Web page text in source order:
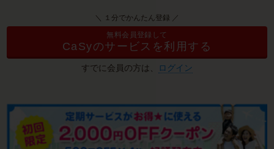
＼ １分でかんたん登録 ／
無料会員登録して
CaSyのサービスを利用する
すでに会員の方は、 ログイン